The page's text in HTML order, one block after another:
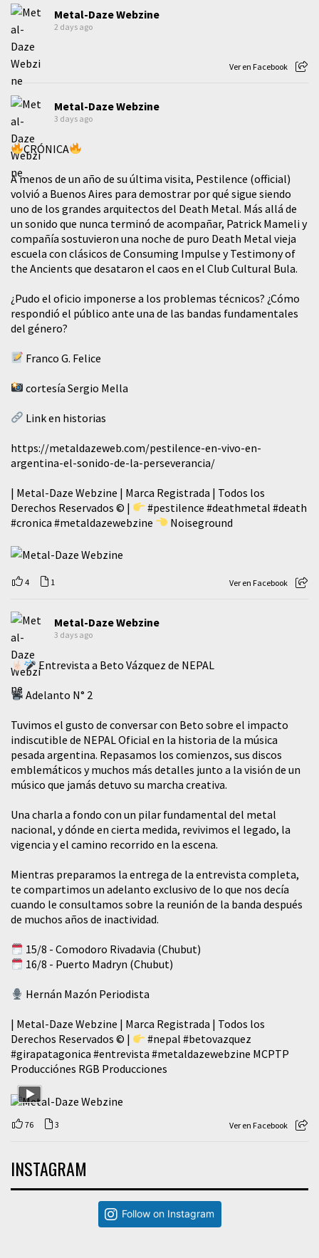
Metal-Daze Webzine
2 days ago
Ver en Facebook
Metal-Daze Webzine
3 days ago
CRÓNICA
A menos de un año de su última visita, Pestilence (official)
volvió a Buenos Aires para demostrar por qué sigue siendo
uno de los grandes arquitectos del Death Metal. Más allá de
un sonido que nunca terminó de acompañar, Patrick Mameli y
compañía sostuvieron una noche de puro Death Metal vieja
escuela con clásicos de Consuming Impulse y Testimony of
the Ancients que desataron el caos en el Club Cultural Bula.
¿Pudo el oficio imponerse a los problemas técnicos? ¿Cómo
respondió el público ante una de las bandas fundamentales
del género?
Franco G. Felice
cortesía Sergio Mella
Link en historias
https://metaldazeweb.com/pestilence-en-vivo-en-
argentina-el-sonido-de-la-perseverancia/
| Metal-Daze Webzine | Marca Registrada | Todos los
Derechos Reservados © |
#pestilence #deathmetal #death
#cronica #metaldazewebzine Noiseground
4 1 Ver en Facebook
Metal-Daze Webzine
3 days ago
Entrevista a Beto Vázquez de NEPAL
Adelanto N° 2
Tuvimos el gusto de conversar con Beto sobre el impacto
indiscutible de NEPAL Oficial en la historia de la música
pesada argentina. Repasamos los comienzos, sus discos
emblemáticos y muchos más detalles junto a la visión de un
músico que jamás detuvo su marcha creativa.
​Una charla a fondo con un pilar fundamental del metal
nacional, y dónde en cierta medida, revivimos el legado, la
vigencia y el camino recorrido en la escena.
Mientras preparamos la entrega de la entrevista completa,
te compartimos un adelanto exclusivo de lo que nos decía
cuando le consultamos sobre la reunión de la banda después
de muchos años de inactividad.
15/8 - Comodoro Rivadavia (Chubut)
16/8 - Puerto Madryn (Chubut)
Hernán Mazón Periodista
| Metal-Daze Webzine | Marca Registrada | Todos los
Derechos Reservados © |
#nepal #betovazquez
#girapatagonica #entrevista #metaldazewebzine MCPTP
Producciónes RGB Producciones
76 3 Ver en Facebook
INSTAGRAM
Follow on Instagram